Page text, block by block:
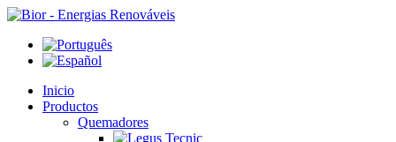
Inicio
Productos
Quemadores